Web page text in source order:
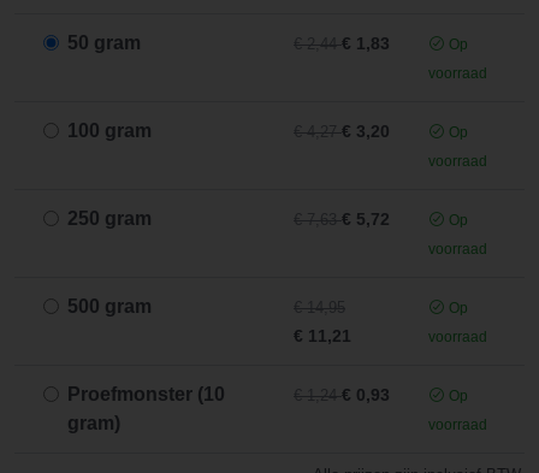
50 gram € 1,83
Op
voorraad
100 gram € 3,20
Op
voorraad
250 gram € 5,72
Op
voorraad
500 gram
€ 11,21
Op
voorraad
Proefmonster (10
gram)
€ 0,93
Op
voorraad